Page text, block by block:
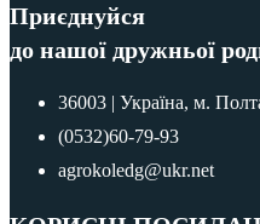
Приєднуйся
до нашої дружньої
36003 | Україна, м.
(0532)60-79-93
agrokoledg@ukr.net